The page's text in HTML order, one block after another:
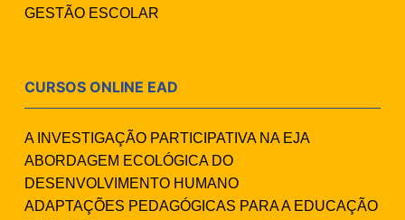
GESTÃO ESCOLAR
CURSOS ONLINE EAD
A INVESTIGAÇÃO PARTICIPATIVA NA EJA
ABORDAGEM ECOLÓGICA DO
DESENVOLVIMENTO HUMANO
ADAPTAÇÕES PEDAGÓGICAS PARA A EDUCAÇÃO